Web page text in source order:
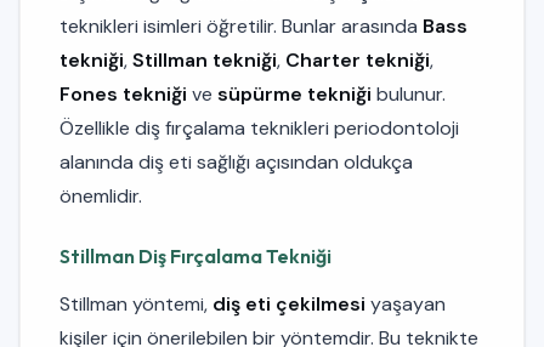
teknikleri isimleri öğretilir. Bunlar arasında Bass
tekniği,Stillman tekniği, Charter tekniği,
Fones tekniği ve süpürme tekniği bulunur.
Özellikle diş fırçalama teknikleri periodontoloji
alanında diş eti sağlığı açısından oldukça
önemlidir.
Stillman Diş Fırçalama Tekniği
Stillman yöntemi, diş eti çekilmesi yaşayan
kişiler için önerilebilen bir yöntemdir. Bu teknikte